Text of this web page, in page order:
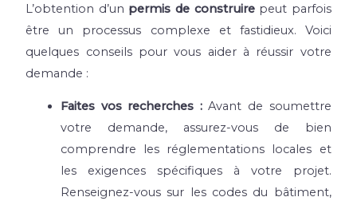
L’obtention d’un permis de construirepeut parfois
être un processus complexe et fastidieux. Voici
quelques conseils pour vous aider à réussir votre
demande :
Faites vos recherches :Avant de soumettre
votre demande, assurez-vous de bien
comprendre les réglementations locales et
les exigences spécifiques à votre projet.
Renseignez-vous sur les codes du bâtiment,